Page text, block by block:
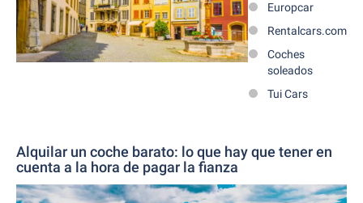
Europcar
Rentalcars.com
Coches
soleados
Tui Cars
Alquilar un coche barato: lo que hay que tener en
cuenta a la hora de pagar la fianza